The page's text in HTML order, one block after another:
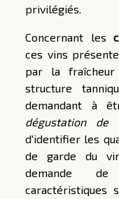
privilégiés.
Concernant les
ces vins
par la
structure
demandant à
dégustation de
d'identifier les
de garde du
demande
caractéristiques